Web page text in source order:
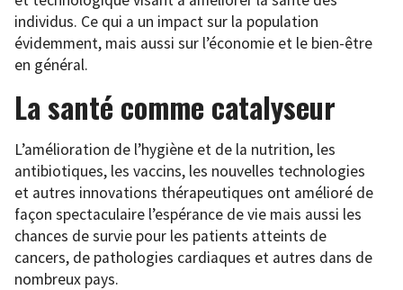
individus. Ce qui a un impact sur la population
évidemment, mais aussi sur l’économie et le bien-être
en général.
La santé comme catalyseur
L’amélioration de l’hygiène et de la nutrition, les
antibiotiques, les vaccins, les nouvelles technologies
et autres innovations thérapeutiques ont amélioré de
façon spectaculaire l’espérance de vie mais aussi les
chances de survie pour les patients atteints de
cancers, de pathologies cardiaques et autres dans de
nombreux pays.